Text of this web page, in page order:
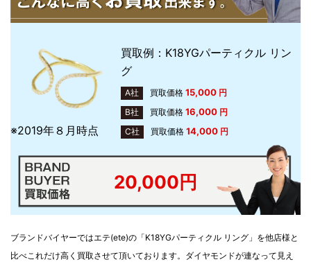
買取例：K18YGパーティクル リン
グ
A社 買取価格 15,000円
B社
買取価格 16,000 円
C社
買取価格 14,000円
※2019年８月時点
20,000円
ブランドバイヤーではエテ(ete)の「K18YGパーティクル リング」を他店様と
比べこれだけ高く買取させて頂いております。ダイヤモンドが連なって見え